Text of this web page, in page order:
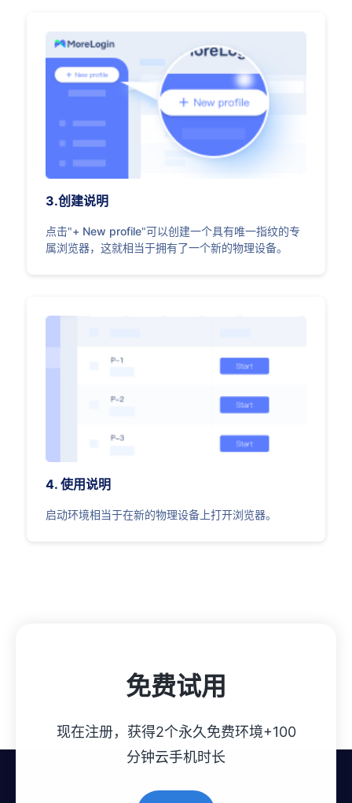
3.创建说明
点击"+ New profile"可以创建一个具有唯一指纹的专
属浏览器，这就相当于拥有了一个新的物理设备。
4. 使用说明
启动环境相当于在新的物理设备上打开浏览器。
免费试用
现在注册，获得2个永久免费环境+100
分钟云手机时长